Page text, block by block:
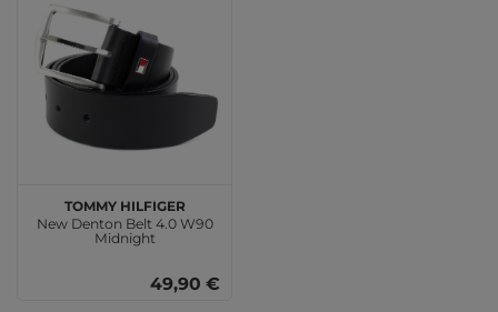
TOMMY HILFIGER
New Denton Belt 4.0 W90
Midnight
49,90 €